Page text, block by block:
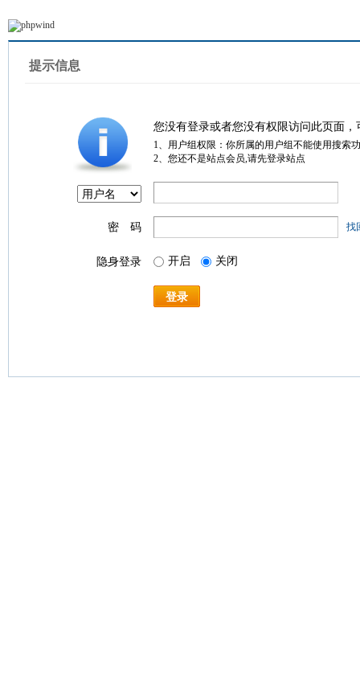
提示信息
您没有登录或者您没有权限访问此页面
1、用户组权限：你所属的用户组不能使用搜索
2、您还不是站点会员,请先登录站点
密 码 找
隐身登录 开启 关闭
登录